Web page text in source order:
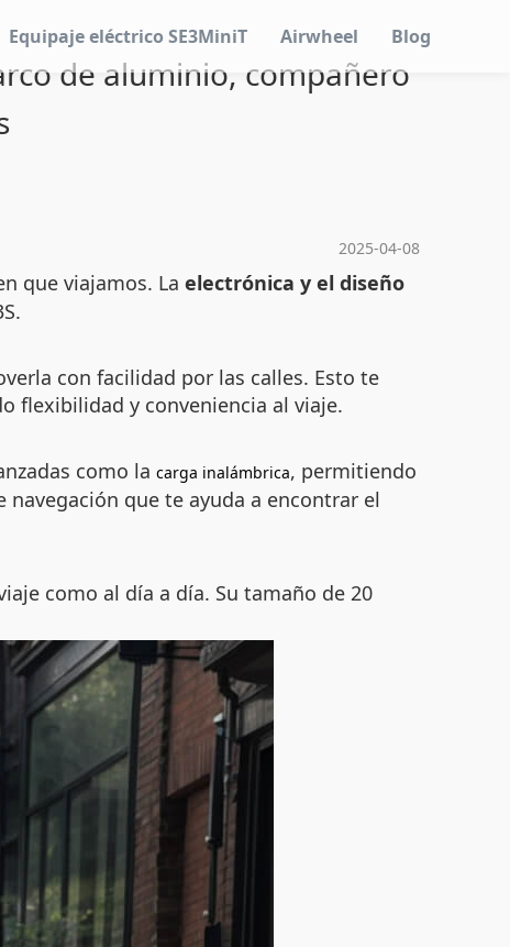
Equipaje eléctrico SE3MiniT Airwheel Blog
de aluminio, compañero
2025-04-08
que viajamos. La electrónica y el diseño
con facilidad por las calles. Esto te
flexibilidad y conveniencia al viaje.
como la carga inalámbrica, permitiendo
que te ayuda a encontrar el
como al día a día. Su tamaño de 20